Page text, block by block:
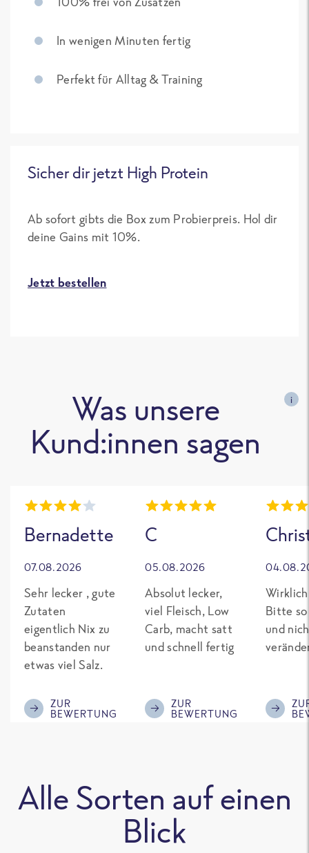
In wenigen Minuten fertig
Perfekt für Alltag & Training
Sicher dir jetzt High Protein
Ab sofort gibts die Box zum Probierpreis. Hol dir
deine Gains mit 10%.
Jetzt bestellen
Was unsere
Kund:innen sagen
i
Bernadette
07.08.2026
Sehr lecker , gute
Zutaten
eigentlich Nix zu
beanstanden nur
etwas viel Salz.
ZUR
BEWERTUNG
C
05.08.2026
Absolut lecker,
viel Fleisch, Low
Carb, macht satt
und schnell fertig
ZUR
BEWERTUNG
Bitte so
und
Alle Sorten auf einen
Blick